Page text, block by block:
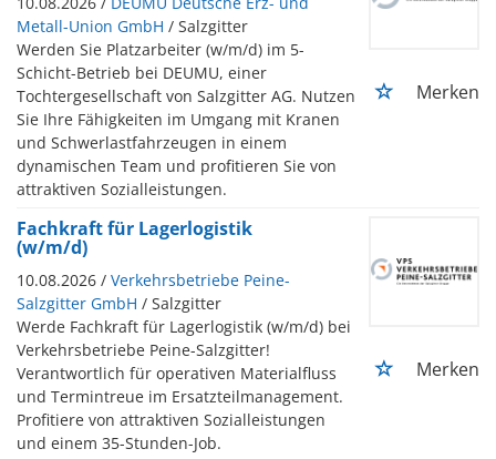
Metall-Union GmbH / Salzgitter
Werden Sie Platzarbeiter (w/m/d) im 5-
Schicht-Betrieb bei DEUMU, einer
Tochtergesellschaft von Salzgitter AG. Nutzen
Sie Ihre Fähigkeiten im Umgang mit Kranen
und Schwerlastfahrzeugen in einem
dynamischen Team und profitieren Sie von
attraktiven Sozialleistungen.
Merken
Fachkraft für Lagerlogistik
(w/m/d)
10.08.2026 / Verkehrsbetriebe Peine-
Salzgitter GmbH / Salzgitter
Werde Fachkraft für Lagerlogistik (w/m/d) bei
Verkehrsbetriebe Peine-Salzgitter!
Verantwortlich für operativen Materialfluss
und Termintreue im Ersatzteilmanagement.
Profitiere von attraktiven Sozialleistungen
und einem 35-Stunden-Job.
Merken